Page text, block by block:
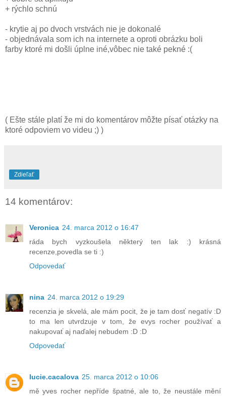
+ rýchlo schnú
- krytie aj po dvoch vrstvách nie je dokonalé
- objednávala som ich na internete a oproti obrázku boli
farby ktoré mi došli úplne iné,vôbec nie také pekné :(
( Ešte stále platí že mi do komentárov môžte písať otázky na
ktoré odpoviem vo videu ;) )
Zdieľať
14 komentárov:
Veronica 24. marca 2012 o 16:47
ráda bych vyzkoušela některý ten lak :) krásná
recenze,povedla se ti :)
Odpovedať
nina 24. marca 2012 o 19:29
recenzia je skvelá, ale mám pocit, že je tam dosť negatív :D
to ma len utvrdzuje v tom, že evys rocher používať a
nakupovať aj naďalej nebudem :D :D
Odpovedať
lucie.cacalova 25. marca 2012 o 10:06
mě yves rocher nepříde špatné, ale to, že neustále mění